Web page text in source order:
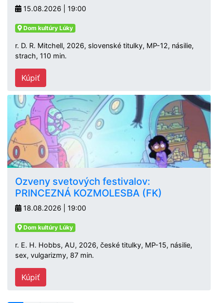
15.08.2026 | 19:00
Dom kultúry Lúky
r. D. R. Mitchell, 2026, slovenské titulky, MP-12, násilie,
strach, 110 min.
Kúpiť
Ozveny svetových festivalov:
PRINCEZNÁ KOZMOLESBA (FK)
18.08.2026 | 19:00
Dom kultúry Lúky
r. E. H. Hobbs, AU, 2026, české titulky, MP-15, násilie,
sex, vulgarizmy, 87 min.
Kúpiť